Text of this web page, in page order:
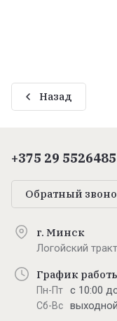
Назад
+375 29 5526485
Обратный
г. Минск
Логойский
График
Пн-Пт с 10:00
Сб-Вс выходной